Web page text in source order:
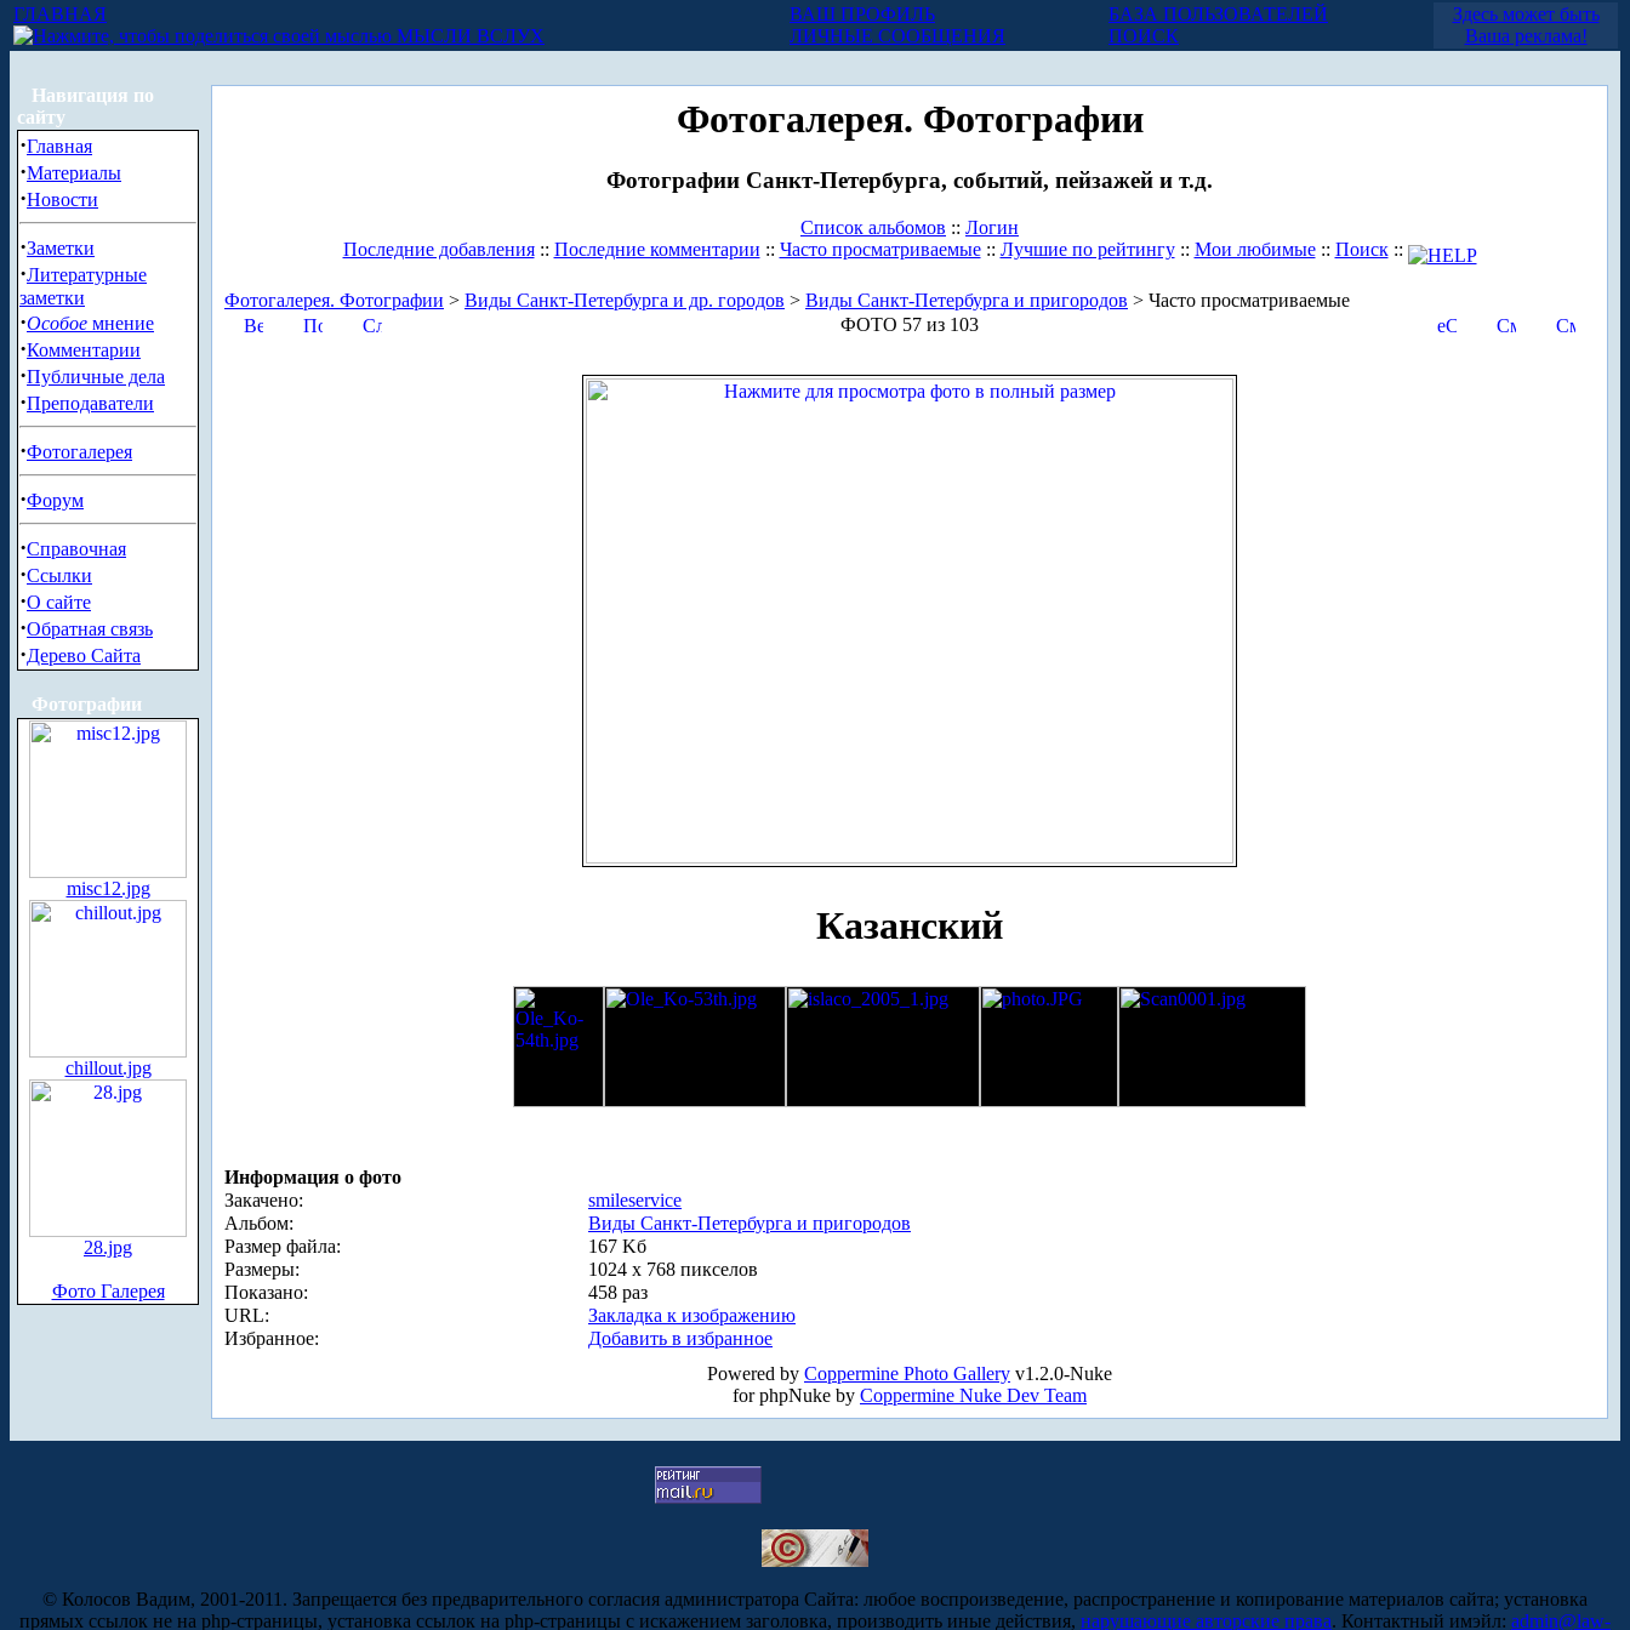
ГЛАВНАЯ
МЫСЛИ ВСЛУХ
ВАШ ПРОФИЛЬ
ЛИЧНЫЕ СООБЩЕНИЯ
БАЗА ПОЛЬЗОВАТЕЛЕЙ
ПОИСК
Здесь может быть
Ваша реклама!
Навигация по
сайту
·Главная
·Материалы
·Новости
·Заметки
·Литературные
заметки
·Особое мнение
·Комментарии
·Публичные дела
·Преподаватели
·Фотогалерея
·Форум
·Справочная
·Ссылки
·О сайте
·Обратная связь
·Дерево Сайта
Фотографии
misc12.jpg
chillout.jpg
28.jpg
Фото Галерея
Фотогалерея. Фотографии
Фотографии Санкт-Петербурга, событий, пейзажей и т.д.
Список альбомов :: Логин
Последние добавления:: Последние комментарии :: Часто просматриваемые:: Лучшие по рейтингу:: Мои любимые:: Поиск::
Фотогалерея. Фотографии > Виды Санкт-Петербурга и др. городов > Виды Санкт-Петербурга и пригородов > Часто просматриваемые
ФОТО 57 из 103
Казанский
Информация о фото
Закачено:
smileservice
Альбом:
Виды Санкт-Петербурга и пригородов
Размер файла:
167 Kб
Размеры:
1024 x 768 пикселов
Показано:
458 раз
URL:
Закладка к изображению
Избранное:
Добавить в избранное
Powered by Coppermine Photo Gallery v1.2.0-Nuke
for phpNuke by Coppermine Nuke Dev Team
© Колосов Вадим, 2001-2011. Запрещается без предварительного согласия администратора Сайта: любое воспроизведение, распространение и копирование материалов сайта; установка
прямых ссылок не на php-страницы, установка ссылок на php-страницы с искажением заголовка, производить иные действия, нарушающие авторские права. Контактный имэйл: admin@law-